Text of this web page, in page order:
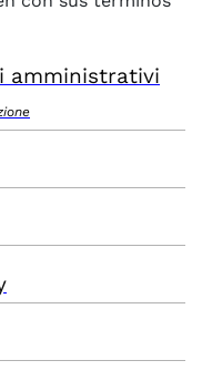
amministrativi